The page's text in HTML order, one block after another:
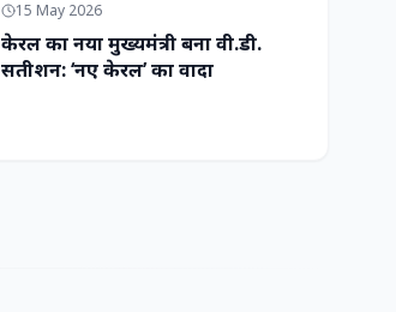
15 May 2026
केरल का नया मुख्यमंत्री बना वी.डी.
सतीशन: ‘नए केरल’ का वादा